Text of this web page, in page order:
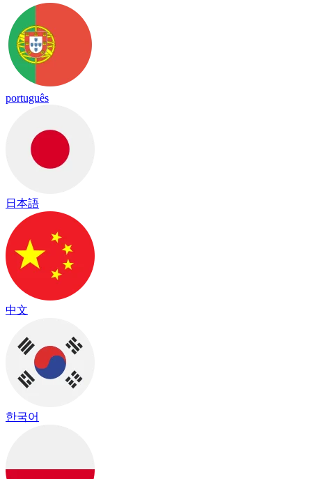
português
日本語
中文
한국어